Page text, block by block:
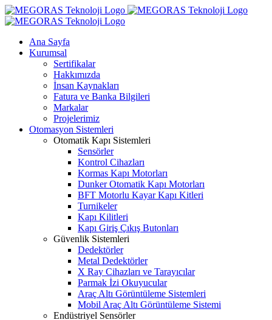
Skip
to
Ana Sayfa
Kurumsal
Sertifikalar
Hakkımızda
İnsan Kaynakları
Fatura ve Banka Bilgileri
Markalar
Projelerimiz
Otomasyon Sistemleri
Otomatik Kapı Sistemleri
Sensörler
Kontrol Cihazları
Kormas Kapı Motorları
Dunker Otomatik Kapı Motorları
BFT Motorlu Kayar Kapı Kitleri
Turnikeler
Kapı Kilitleri
Kapı Giriş Çıkış Butonları
Güvenlik Sistemleri
Dedektörler
Metal Dedektörler
X Ray Cihazları ve Tarayıcılar
Parmak İzi Okuyucular
Araç Altı Görüntüleme Sistemleri
Mobil Araç Altı Görüntüleme Sistemi
Endüstriyel Sensörler